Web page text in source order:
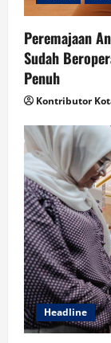
Peremajaan
Sudah
Penuh
Kontributor
Headline